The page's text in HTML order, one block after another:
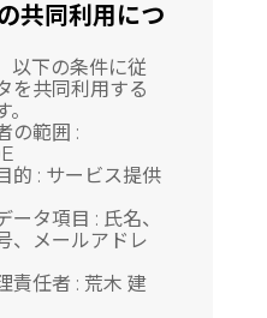
共同利用につ
以下の条件に従
を共同利用する
の範囲 :
的 : サービス提供
ータ項目 : 氏名、
、メールアドレ
責任者 : 荒木 建